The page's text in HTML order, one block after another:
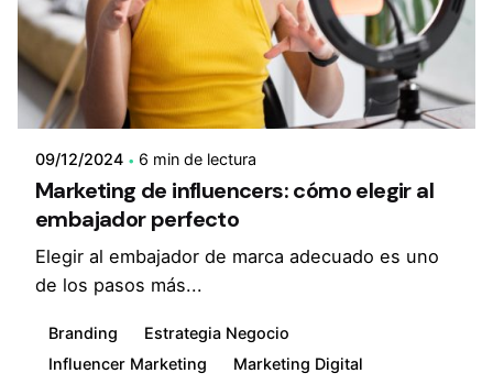
09/12/2024 6 min de lectura
Marketing de influencers: cómo elegir al
embajador perfecto
Elegir al embajador de marca adecuado es uno
de los pasos más...
Branding
Estrategia Negocio
Influencer Marketing
Marketing Digital